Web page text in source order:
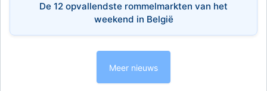
De 12 opvallendste rommelmarkten van het
weekend in België
Meer nieuws